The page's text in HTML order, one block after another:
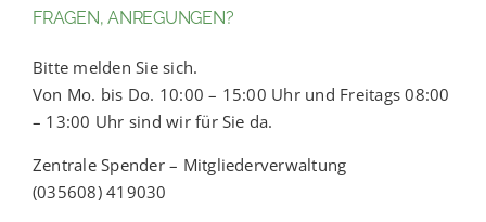
FRAGEN, ANREGUNGEN?
Bitte melden Sie sich.
Von Mo. bis Do. 10:00 – 15:00 Uhr und Freitags 08:00
– 13:00 Uhr sind wir für Sie da.
Zentrale Spender – Mitgliederverwaltung
(035608) 419030